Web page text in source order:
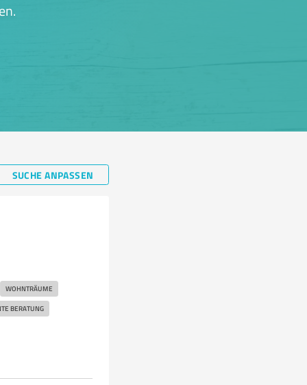
SUCHE ANPASSEN
WOHNTRÄUME
BERATUNG